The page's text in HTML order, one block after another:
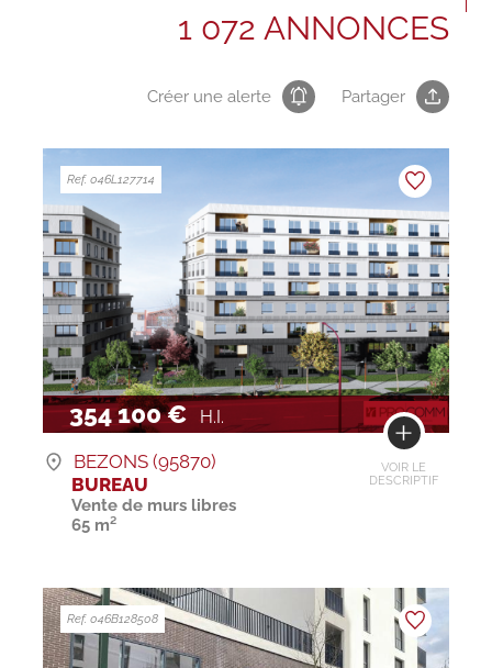
1 072 ANNONCES
Créer une alerte Partager
354 100 € H.I.
VOIR LE
DESCRIPTIF
Ref. 046L127714
BEZONS (95870)
BUREAU
Vente de murs libres
65 m²
Ref. 046B128508